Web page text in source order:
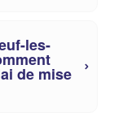
les-
de mise